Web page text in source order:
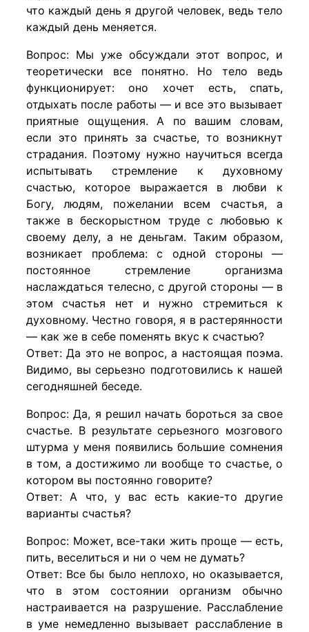
что каждый день я другой человек, ведь тело
каждый день меняется.
Вопрос: Мы уже обсуждали этот вопрос, и
теоретически все понятно. Но тело ведь
функционирует: оно хочет есть, спать,
отдыхать после работы — и все это вызывает
приятные ощущения. А по вашим словам,
если это принять за счастье, то возникнут
страдания. Поэтому нужно научиться всегда
испытывать стремление к духовному
счастью, которое выражается в любви к
Богу, людям, пожелании всем счастья, а
также в бескорыстном труде с любовью к
своему делу, а не деньгам. Таким образом,
возникает проблема: с одной стороны —
постоянное стремление организма
наслаждаться телесно, с другой стороны — в
этом счастья нет и нужно стремиться к
духовному. Честно говоря, я в растерянности
— как же в себе поменять вкус к счастью?
Ответ: Да это не вопрос, а настоящая поэма.
Видимо, вы серьезно подготовились к нашей
сегодняшней беседе.
Вопрос: Да, я решил начать бороться за свое
счастье. В результате серьезного мозгового
штурма у меня появились большие сомнения
в том, а достижимо ли вообще то счастье, о
котором вы постоянно говорите?
Ответ: А что, у вас есть какие-то другие
варианты счастья?
Вопрос: Может, все-таки жить проще — есть,
пить, веселиться и ни о чем не думать?
Ответ: Все бы было неплохо, но оказывается,
что в этом состоянии организм обычно
настраивается на разрушение. Расслабление
в уме немедленно вызывает расслабление в